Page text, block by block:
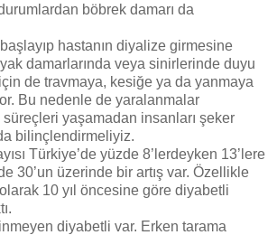
böbrek damarı da
hastanın diyalize girmesine
damarlarında veya sinirlerinde duyu
de travmaya, kesiğe ya da yanmaya
Bu nedenle de yaralanmalar
yaşamadan insanları şeker
bilinçlendirmeliyiz.
Türkiye’de yüzde 8’lerdeyken 13’lere
30’un üzerinde bir artış var. Özellikle
10 yıl öncesine göre diyabetli
diyabetli var. Erken tarama